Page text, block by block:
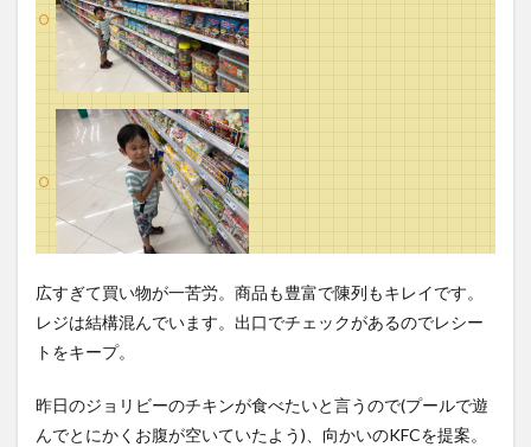
広すぎて買い物が一苦労。商品も豊富で陳列もキレイです。
レジは結構混んでいます。出口でチェックがあるのでレシー
トをキープ。
昨日のジョリビーのチキンが食べたいと言うので(プールで遊
んでとにかくお腹が空いていたよう)、向かいのKFCを提案。